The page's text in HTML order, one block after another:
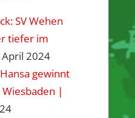
SV Wehen
tiefer im
April 2024
gewinnt
|